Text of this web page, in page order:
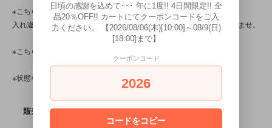
※こちらの商品は店頭でも販売しています。
入れ違いで完売してしまう場合がございます。その際はご容赦下さいませ。
※こちらの商品は、中古・ヴィンテージ品です。
※状態など気になる点がある方は、お気軽にお問い合わせ下さい。
販売価格 SOLD OUT
日頃の感謝を込めて･･･ 年に1度!! 4日間限定!! 全
品20％OFF!! カートにてクーポンコードをご入
力ください。 【2026/08/06(木)[10:00]～08/9(日)
[18:00]まで】
クーポンコード
2026
コードをコピー